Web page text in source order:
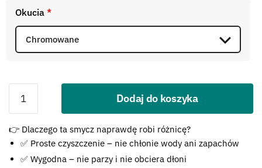
Okucia *
Dodaj do koszyka
Błąd:Brak formularza kontaktowego.
👉 Dlaczego ta smycz naprawdę robi różnicę?
✅ Proste czyszczenie – nie chłonie wody ani zapachów
✅ Wygodna – nie parzy i nie obciera dłoni